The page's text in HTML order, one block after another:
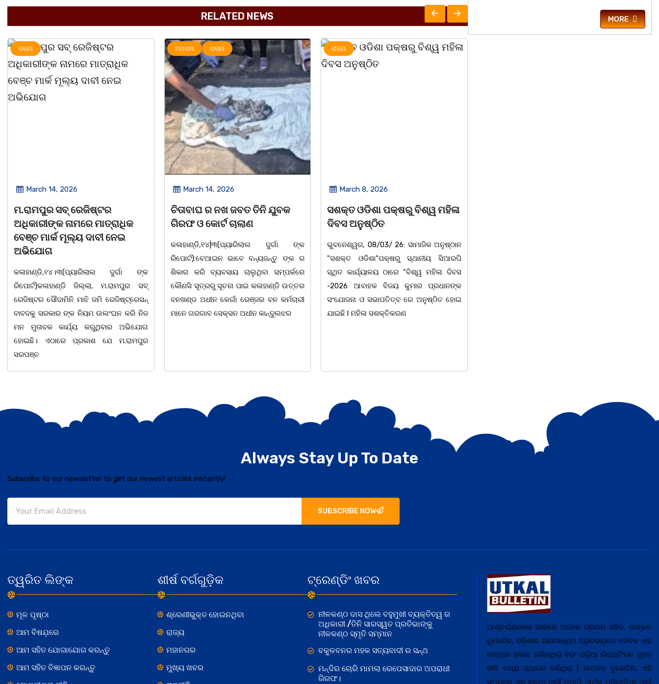
RELATED NEWS
ଅପରାଧ ରାଜ୍ୟ
March 14, 2026
ଚିତାବାଘ ର ନଖ ଜବତ ତିନି ଯୁବକ
ଗିରଫ ଓ କୋର୍ଟ ଚାଲାଣ
କଳାହାଣ୍ଡି,୧୪|୩(ପ୍ୟାରିଲାଲ ଦୁର୍ଗା ଙ୍କ
ଶିକାର କରି ବ୍ୟବସାୟ ଚାଲୁଥିବା ସମ୍ପର୍କରେ
କୌଣସି ସୂତ୍ରରୁ ସୂଚନା ପାଇ କଳାହାଣ୍ଡି ଉତ୍ତର
ବନଖଣ୍ଡ ଅଧୀନ କେଗାଁ ରେଞ୍ଜର ବନ କର୍ମଚାରୀ
ମାନେ ଗରଗାବ ସେକ୍ସନ ଅଧୀନ କାନ୍ଦୁଲଝର
ରାଜ୍ୟ
March 8, 2026
ସଶକ୍ତ ଓଡିଶା ପକ୍ଷରୁ ବିଶ୍ୱ ମହିଳା
ଦିବସ ଅନୁଷ୍ଠିତ
ଭୁବନେଶ୍ୱର, 08/03/ 26: ସାମାଜିକ ଅନୁଷ୍ଠାନ
"ସଶକ୍ତ ଓଡିଶା"ପକ୍ଷରୁ ସ୍ଥାନୀୟ ସିଆରପି
ସ୍ଥିତ କାର୍ଯ୍ୟାଳୟ ଠାରେ "ବିଶ୍ୱ ମହିଳା ଦିବସ
-2026 ଆବାହକ ବିଜୟ କୁମାର ପ୍ରଧାନଙ୍କ
ସଂଯୋଜନା ଓ ସଭାପତିତ୍ବ ରେ ଅନୁଷ୍ଠିତ ହୋଇ
ଯାଇଛି l ମହିଳା ସଶକ୍ତିକରଣ
ରାଜ୍ୟ
March 8, 2026
ଆନ୍ତର୍ଜାତୀୟ ମହିଳା ଦିବସ
ଉପଲକ୍ଷେ ନାଟକ ‘ଖାଣ୍ଟି ସୁନା’
ଚିଲିକା: ଆନ୍ତର୍ଜାତୀୟ ମହିଳା ଦିବସ ପାଳନ
ଅବସରରେ ବାଲୁଗାଁସ୍ଥିତ ମା' ଭଗବତୀ କଳା
ନିକେତନ ର ଓଡ଼ିଆ ଅସ୍ମିତା ଉପରେ ଆଧାରିତ
ନାଟକ "ଖାଣ୍ଟି ସୁନା" ଗୈ।ରୀ ସାଂସ୍କୃତିକ
ପ୍ରତିଷ୍ଠାନ, ଖୋର୍ଦ୍ଧା ଆନୁକୁଲ୍ୟରେ ମଞ୍ଚସ୍ଥ
ହୋଇଯାଇଛି। ଡ଼ଃ ପ୍ରଦୀପ ଭୈମିକ ଙ୍କ
MORE
Always Stay Up To Date
Subscribe to our newsletter to get our newest articles instantly!
SUBSCRIBE NOW
ତ୍ୱରିତ ଲିଙ୍କ
ମୂଳ ପୃଷ୍ଠା
ଆମ ବିଷଯ଼ରେ
ଆମ ସହିତ ଯୋଗାଯୋଗ କରନ୍ତୁ
ଆମ ସହିତ ବିଜ୍ଞାପନ କରନ୍ତୁ
ଶୀର୍ଷ ବର୍ଗଗୁଡ଼ିକ
ଶ୍ରେଣୀଭୁକ୍ତ ହୋଇନଥିବା
ରାଜ୍ୟ
ମହାନଗର
ମୁଖ୍ୟ ଖବର
ଟ୍ରେଣ୍ଡିଂ ଖବର
ନୀଳକଣ୍ଠ ଦାସ ଥିଲେ ବହୁମୁଖୀ ବ୍ୟକ୍ତିତ୍ୱ ର
ଅଧିକାରୀ /ତିନି ସାରସ୍ୱତ ପ୍ରତିଭାଙ୍କୁ
ନୀଳକଣ୍ଠ ସ୍ମୃତି ସମ୍ମାନ
ବକୁଳବନର ମହକ ସତ୍ୟବାଦୀ ର ସନ୍ଥ
ମନ୍ଦିର ଚୋରି ମାମଲା ରେପେସାଦାର ଅପରାଧୀ
ଗିରଫ।
ଆଶ୍ଚର୍ଯ୍ଯ଼ଜନକ ଭାବରେ ଅନେକ ପ୍ରଥମ ସହିତ, ଉତ୍କଳ
ବୁଲେଟିନ, ଓଡ଼ିଶାର ଗଣମାଧ୍ଯ଼ମ ବ୍ଯ଼ବସାଯ଼ରେ କେବଳ ଏକ
ଉତ୍ଥାନ ହାସଲ କରିନଥିଲା ବରଂ ଓଡ଼ିଆ ରିପୋର୍ଟିଂରେ ନୂତନ
ନୀତି ମଧ୍ଯ଼ ସ୍ଥାପନ କରିଥିଲା | ଉତ୍କଳ ବୁଲେଟିନ, ଏହି
ସମଯ଼ରେ ଏକ କାଗଜ ନୁହେଁ ତଥାପି ଆର୍ଥିକ ପରିବର୍ତ୍ତନ ପାଇଁ